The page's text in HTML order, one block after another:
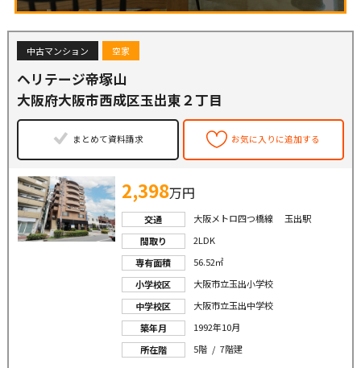
中古マンション 空家
ヘリテージ帝塚山
大阪府大阪市西成区玉出東２丁目
まとめて資料請求 お気に入りに追加する
2,398万円
交通
大阪メトロ四つ橋線 玉出駅
間取り
2LDK
専有面積
56.52㎡
小学校区
大阪市立玉出小学校
中学校区
大阪市立玉出中学校
築年月
1992年10月
所在階
5階 / 7階建